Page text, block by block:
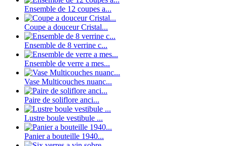
Ensemble de 12 coupes a...
Coupe a douceur Cristal...
Ensemble de 8 verrine c...
Ensemble de verre a mes...
Vase Multicouches nuanc...
Paire de soliflore anci...
Lustre boule vestibule ...
Panier a bouteille 1940...